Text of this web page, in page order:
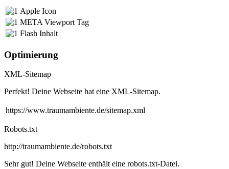
Apple Icon
META Viewport Tag
Flash Inhalt
Optimierung
XML-Sitemap
Perfekt! Deine Webseite hat eine XML-Sitemap.
https://www.traumambiente.de/sitemap.xml
Robots.txt
http://traumambiente.de/robots.txt
Sehr gut! Deine Webseite enthält eine robots.txt-Datei.